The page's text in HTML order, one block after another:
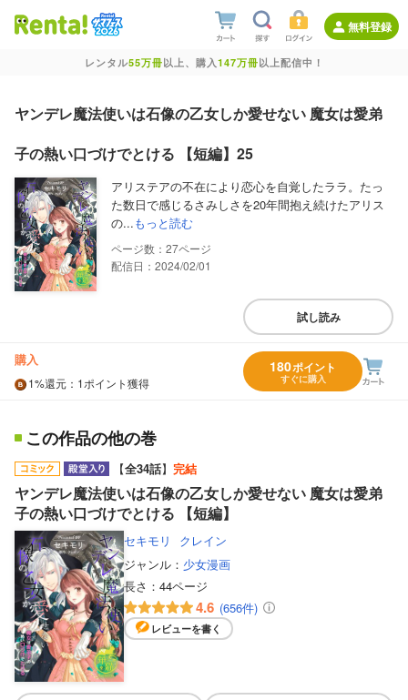
無料登録
レンタル55万冊以上、購入147万冊以上配信中！
ヤンデレ魔法使いは石像の乙女しか愛せない 魔女は愛弟
子の熱い口づけでとける 【短編】25
アリステアの不在により恋心を自覚したララ。たっ
た数日で感じるさみしさを20年間抱え続けたアリス
の...もっと読む
27
配信日：2024/02/01
試し読み
購入
1%還元 ：1ポイント獲得
180ポイント
すぐに購入
この作品の他の巻
【全34話】 完結
ヤンデレ魔法使いは石像の乙女しか愛せない 魔女は愛弟
子の熱い口づけでとける 【短編】
セキモリ
クレイン
ジャンル： 少女漫画
長さ： 44ページ
4.6 (656件)
レビューを書く